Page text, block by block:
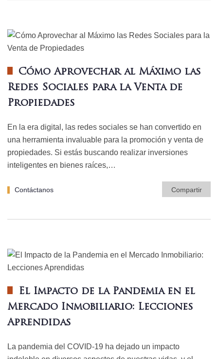
Cómo Aprovechar al Máximo las
Redes Sociales para la Venta de
Propiedades
En la era digital, las redes sociales se han convertido en
una herramienta invaluable para la promoción y venta de
propiedades. Si estás buscando realizar inversiones
inteligentes en bienes raíces,…
Contáctanos Compartir
El Impacto de la Pandemia en el
Mercado Inmobiliario: Lecciones
Aprendidas
La pandemia del COVID-19 ha dejado un impacto